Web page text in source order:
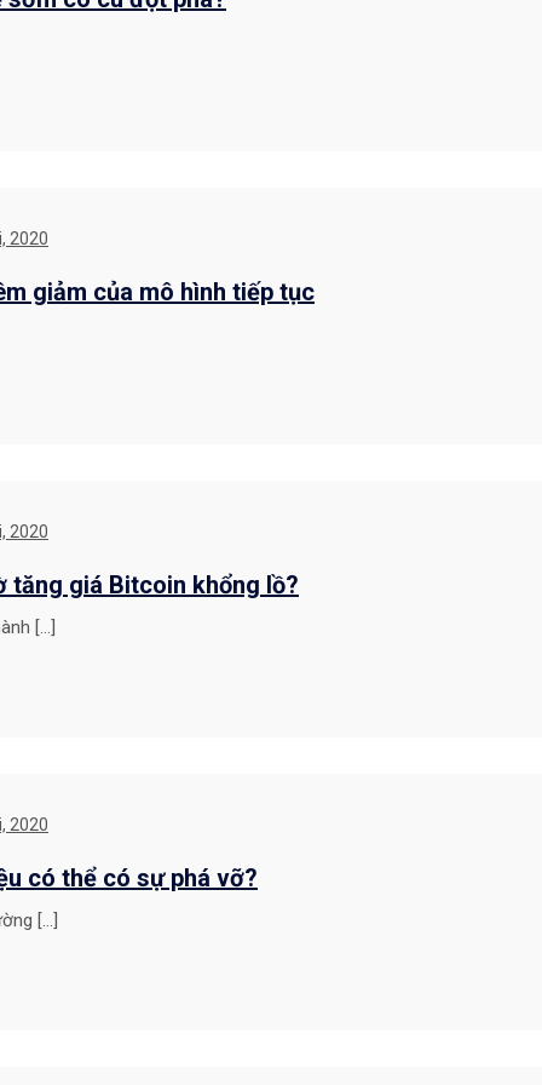
2020
giảm của mô hình tiếp tục
2020
tăng giá Bitcoin khổng lồ?
[…]
2020
có thể có sự phá vỡ?
[…]